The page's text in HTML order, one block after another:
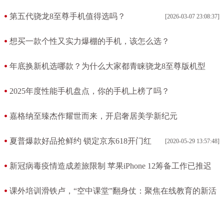
第五代骁龙8至尊手机值得选吗？ [2026-03-07 23:08:37]
想买一款个性又实力爆棚的手机，该怎么选？
年底换新机选哪款？为什么大家都青睐骁龙8至尊版机型
2025年度性能手机盘点，你的手机上榜了吗？
嘉格纳至臻杰作耀世而来，开启奢居美学新纪元
夏普爆款好品抢鲜约 锁定京东618开门红 [2020-05-29 13:57:48]
新冠病毒疫情造成差旅限制 苹果iPhone 12筹备工作已推迟
课外培训滑铁卢，“空中课堂”翻身仗：聚焦在线教育的新活